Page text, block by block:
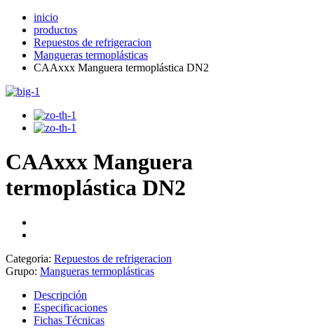
inicio
productos
Repuestos de refrigeracion
Mangueras termoplásticas
CAAxxx Manguera termoplástica DN2
CAAxxx Manguera
termoplástica DN2
Categoria: Repuestos de refrigeracion
Grupo: Mangueras termoplásticas
Descripción
Especificaciones
Fichas Técnicas